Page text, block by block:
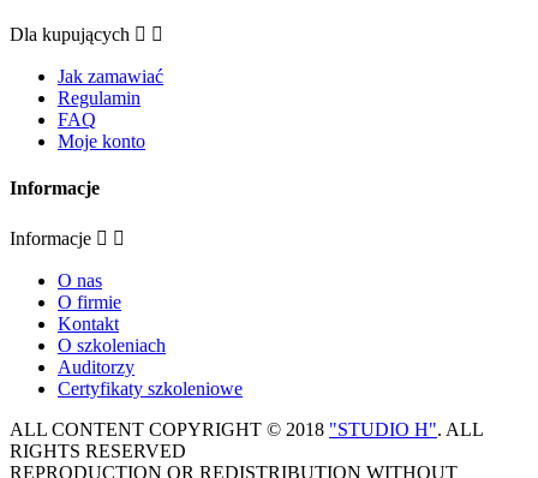
Dla kupujących  
Jak zamawiać
Regulamin
FAQ
Moje konto
Informacje
Informacje  
O nas
O firmie
Kontakt
O szkoleniach
Auditorzy
Certyfikaty szkoleniowe
ALL CONTENT COPYRIGHT © 2018 "STUDIO H". ALL
RIGHTS RESERVED
REPRODUCTION OR REDISTRIBUTION WITHOUT